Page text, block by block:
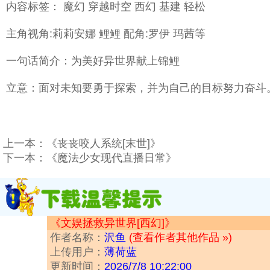
内容标签： 魔幻 穿越时空 西幻 基建 轻松
主角视角:莉莉安娜 鲤鲤 配角:罗伊 玛茜等
一句话简介：为美好异世界献上锦鲤
立意：面对未知要勇于探索，并为自己的目标努力奋斗
上一本：
《丧丧咬人系统[末世]》
下一本：
《魔法少女现代直播日常》
《文娱拯救异世界[西幻]》
作者名称： 沢鱼 (查看作者其他作品 »)
上传用户： 薄荷蓝
更新时间： 2026/7/8 10:22:00